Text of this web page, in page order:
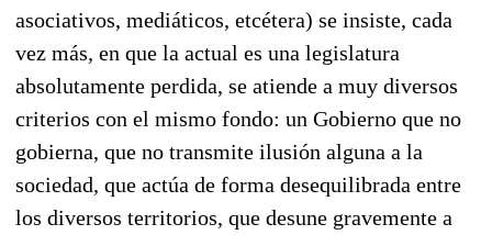
asociativos, mediáticos, etcétera) se insiste, cada
vez más, en que la actual es una legislatura
absolutamente perdida, se atiende a muy diversos
criterios con el mismo fondo: un Gobierno que no
gobierna, que no transmite ilusión alguna a la
sociedad, que actúa de forma desequilibrada entre
los diversos territorios, que desune gravemente a